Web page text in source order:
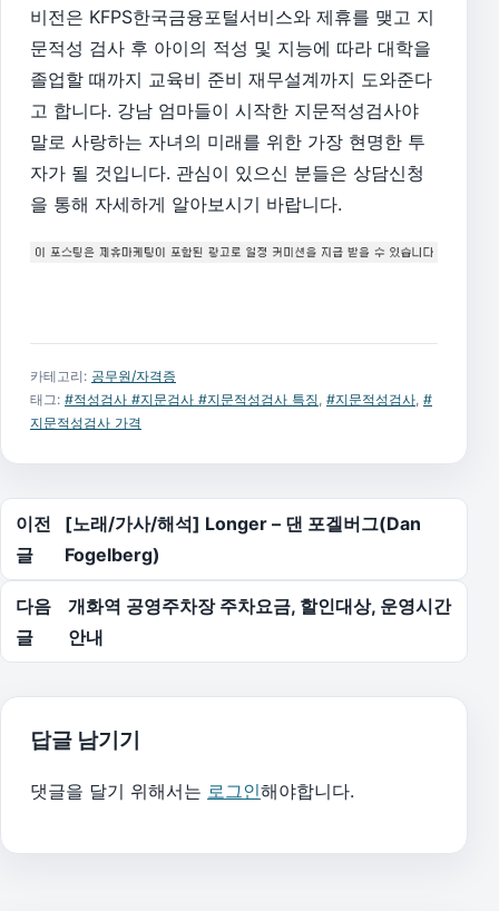
비전은 KFPS한국금융포털서비스와 제휴를 맺고 지
문적성 검사 후 아이의 적성 및 지능에 따라 대학을
졸업할 때까지 교육비 준비 재무설계까지 도와준다
고 합니다. 강남 엄마들이 시작한 지문적성검사야
말로 사랑하는 자녀의 미래를 위한 가장 현명한 투
자가 될 것입니다. 관심이 있으신 분들은 상담신청
을 통해 자세하게 알아보시기 바랍니다.
카테고리: 공무원/자격증
태그: #적성검사 #지문검사 #지문적성검사 특징, #지문적성검사, #
지문적성검사 가격
글 탐색
이전
글
[노래/가사/해석] Longer – 댄 포겔버그(Dan
Fogelberg)
다음
글
개화역 공영주차장 주차요금, 할인대상, 운영시간
안내
답글 남기기
댓글을 달기 위해서는 로그인해야합니다.